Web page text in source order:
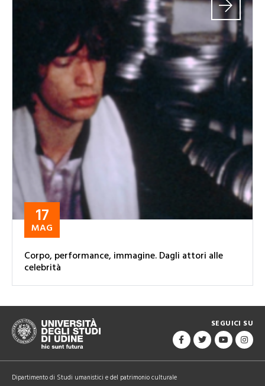
17
MAG
Corpo, performance, immagine. Dagli attori alle
celebrità
SEGUICI SU
Dipartimento di Studi umanistici e del patrimonio culturale